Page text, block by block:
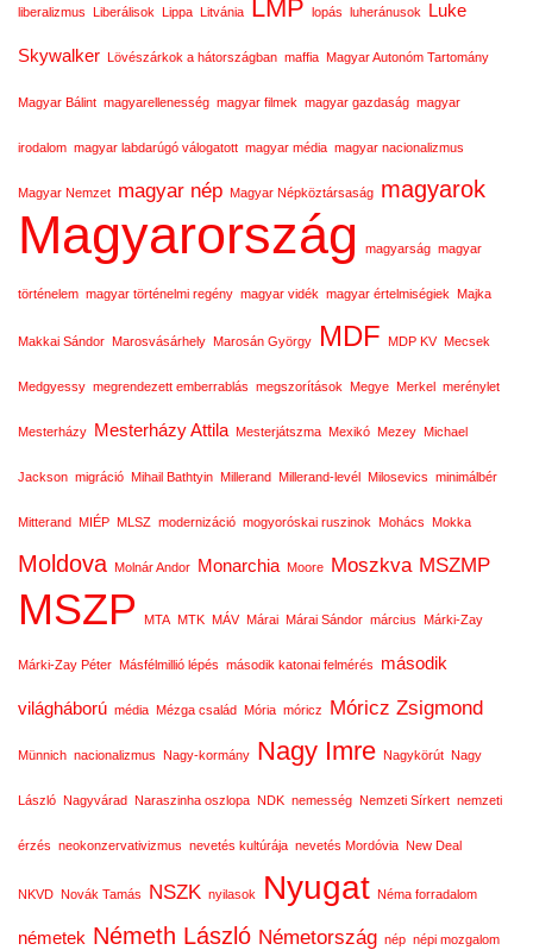
liberalizmus Liberálisok Lippa Litvánia LMP lopás luheránusok Luke
Skywalker Lövészárkok a hátországban maffia Magyar Autonóm Tartomány
Magyar Bálint magyarellenesség magyar filmek magyar gazdaság magyar
irodalom magyar labdarúgó válogatott magyar média magyar nacionalizmus
Magyar Nemzet magyar nép Magyar Népköztársaság magyarok
Magyarország magyarság magyar
történelem magyar történelmi regény magyar vidék magyar értelmiségiek Majka
Makkai Sándor Marosvásárhely Marosán György MDF MDP KV Mecsek
Medgyessy megrendezett emberrablás megszorítások Megye Merkel merénylet
Mesterházy Mesterházy Attila Mesterjátszma Mexikó Mezey Michael
Jackson migráció Mihail Bathtyin Millerand Millerand-levél Milosevics minimálbér
Mitterand MIÉP MLSZ modernizáció mogyoróskai ruszinok Mohács Mokka
Moldova Molnár Andor Monarchia Moore Moszkva MSZMP
MSZP MTA MTK MÁV Márai Márai Sándor március Márki-Zay
Márki-Zay Péter Másfélmillió lépés második katonai felmérés második
világháború média Mézga család Mória móricz Móricz Zsigmond
Münnich nacionalizmus Nagy-kormány Nagy Imre Nagykörút Nagy
László Nagyvárad Naraszinha oszlopa NDK nemesség Nemzeti Sírkert nemzeti
érzés neokonzervativizmus nevetés kultúrája nevetés Mordóvia New Deal
NKVD Novák Tamás NSZK nyilasok Nyugat Néma forradalom
németek Németh László Németország nép népi mozgalom